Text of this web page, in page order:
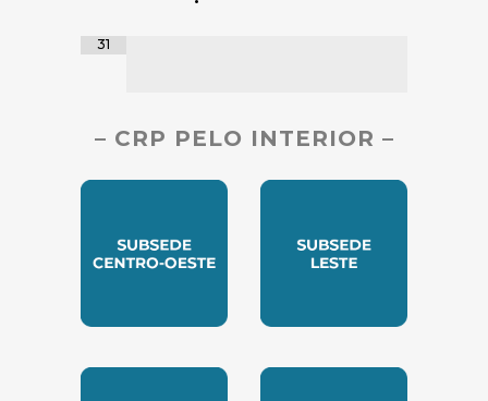
31
– CRP PELO INTERIOR –